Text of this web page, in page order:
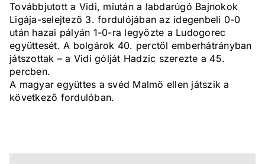
Továbbjutott a Vidi, miután a labdarúgó Bajnokok
Ligája-selejtező 3. fordulójában az idegenbeli 0-0
után hazai pályán 1-0-ra legyőzte a Ludogorec
együttesét. A bolgárok 40. perctől emberhátrányban
játszottak – a Vidi gólját Hadzic szerezte a 45.
percben.
A magyar együttes a svéd Malmö ellen játszik a
következő fordulóban.